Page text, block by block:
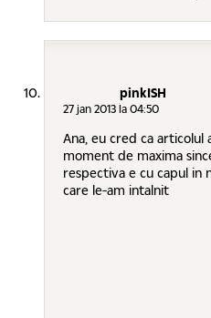
pinkISH
27 jan 2013 la 04:50
Ana, eu cred ca articolul
moment de maxima
respectiva e cu capul in
care le-am intalnit